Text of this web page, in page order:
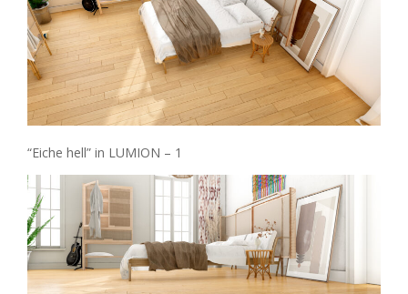
“Eiche hell” in LUMION – 1